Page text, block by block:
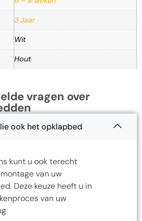
3 Jaar
Wit
Hout
vragen over
ook het opklapbed
kunt u ook terecht
van uw
Deze keuze heeft u in
van uw